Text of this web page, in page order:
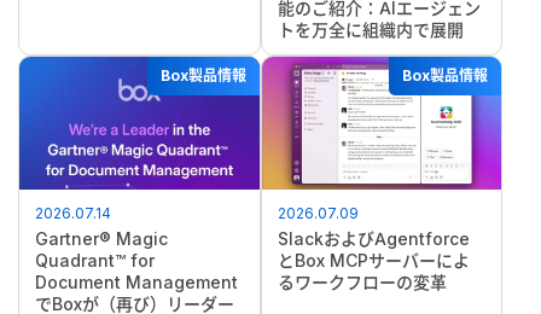
能のご紹介：AIエージェン
トを万全に組織内で展開
Box製品情報
2026.07.14
Gartner® Magic
Quadrant™ for
Document Management
でBoxが（再び）リーダー
Box製品情報
2026.07.09
SlackおよびAgentforce
とBox MCPサーバーによ
るワークフローの変革